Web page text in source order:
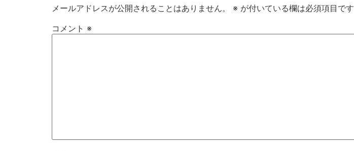
メールアドレスが公開されることはありません。 ※ が付いている欄は必須項目です
コメント ※